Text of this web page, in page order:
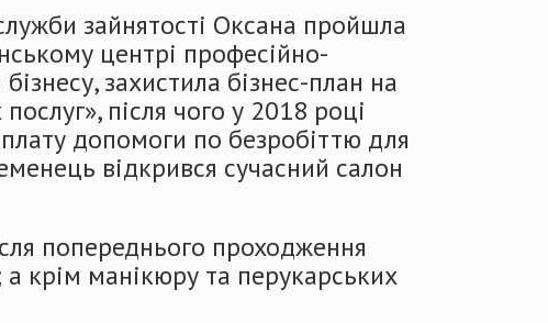
зайнятості Оксана пройшла
центрі професійно-
захистила бізнес-план на
після чого у 2018 році
допомоги по безробіттю для
відкрився сучасний салон
попереднього проходження
крім манікюру та перукарських